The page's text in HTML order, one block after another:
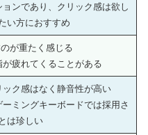
ンであり、クリック感は欲し
い方におすすめ
が重たく感じる
疲れてくることがある
ク感はなく静音性が高い
ミングキーボードでは採用さ
は珍しい